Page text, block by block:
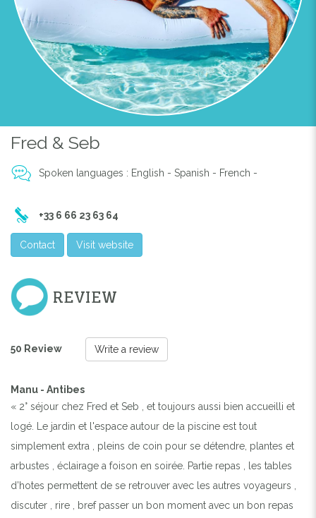
Fred & Seb
Spoken languages : English - Spanish - French -
+33 6 66 23 63 64
Contact Visit website
REVIEW
50 Review Write a review
Manu - Antibes
« 2° séjour chez Fred et Seb , et toujours aussi bien accueilli et
logé. Le jardin et l'espace autour de la piscine est tout
simplement extra , pleins de coin pour se détendre, plantes et
arbustes , éclairage a foison en soirée. Partie repas , les tables
d’hotes permettent de se retrouver avec les autres voyageurs ,
discuter , rire , bref passer un bon moment avec un bon repas